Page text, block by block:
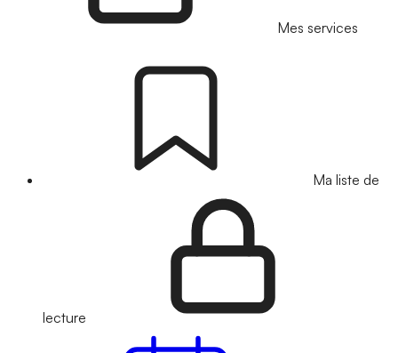
Mes services
Ma liste de
lecture